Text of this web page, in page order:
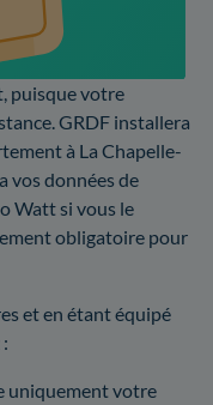
puisque votre
GRDF installera
à La Chapelle-
vos données de
Watt si vous le
obligatoire pour
et en étant équipé
uniquement votre